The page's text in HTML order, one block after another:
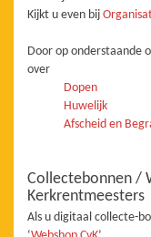
Kijkt u even bij
Door op onderstaande
over
Dopen
Huwelijk
Afscheid en
Collectebonnen /
Kerkrentmeesters
Als u digitaal collecte-